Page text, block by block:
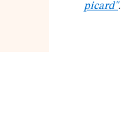
picard".